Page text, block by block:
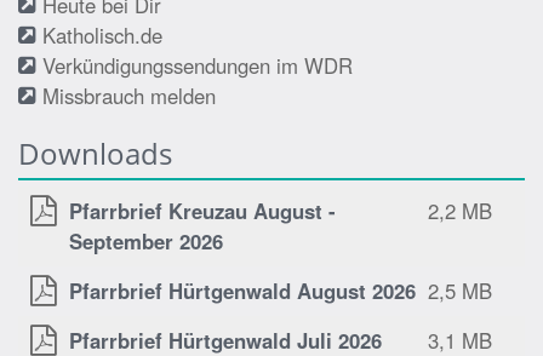
Katholisch.de
Verkündigungssendungen im WDR
Missbrauch melden
Downloads
Pfarrbrief Kreuzau August -
September 2026
2,2 MB
Pfarrbrief Hürtgenwald August 2026 2,5 MB
Pfarrbrief Hürtgenwald Juli 2026
3,1 MB